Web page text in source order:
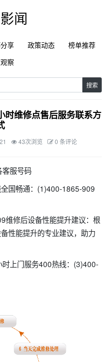
闻
享 政策动态
榜单推荐
察
搜索
时维修点售后服务联系方
43次浏览 0 条评论
客服号码
国畅通：(1)400-1865-909
维修后设备性能提升建议：根
性能提升的专业建议，助力
上门服务400热线：(3)400-